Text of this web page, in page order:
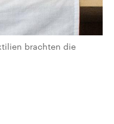
brachten die